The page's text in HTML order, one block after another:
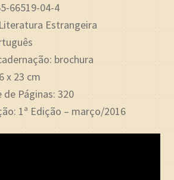
66519-04-4
Estrangeira
brochura
x 23 cm
Páginas: 320
1ª Edição – março/2016